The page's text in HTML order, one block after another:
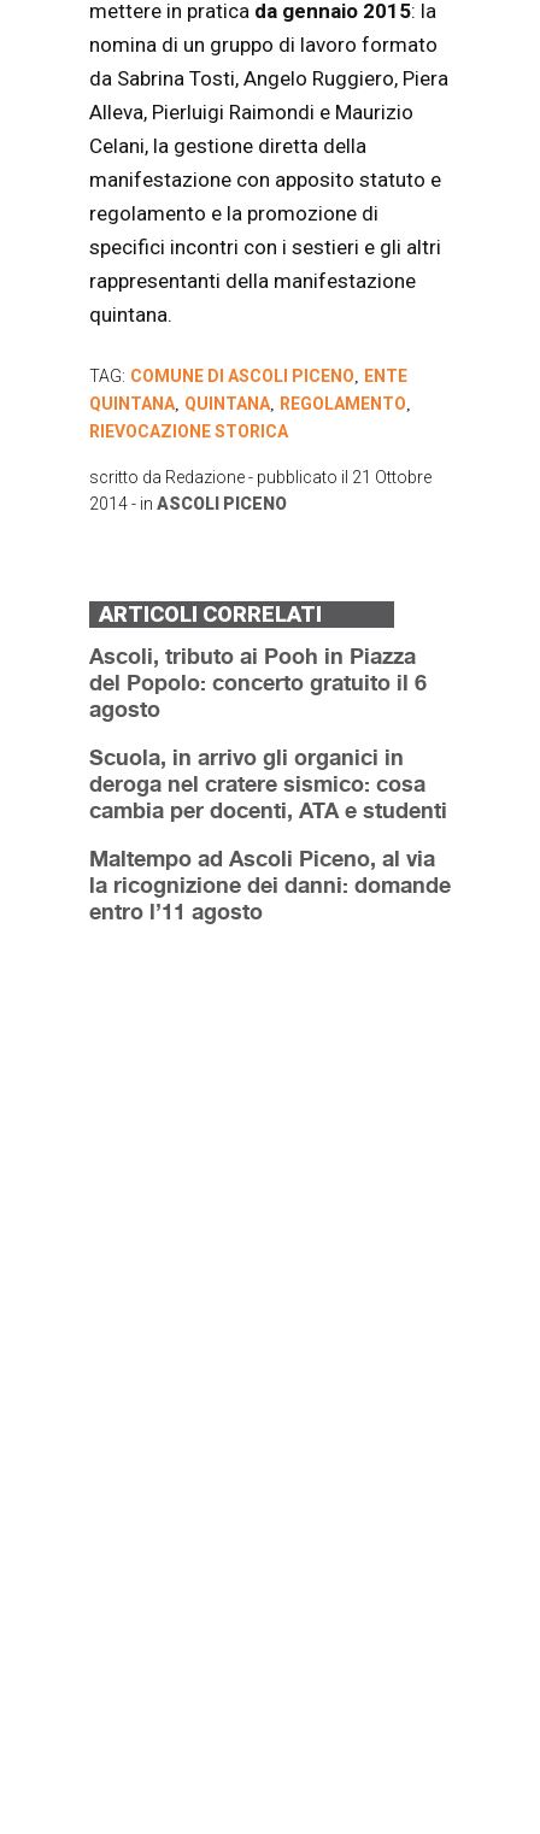
mettere in pratica da gennaio 2015: la
nomina di un gruppo di lavoro formato
da Sabrina Tosti, Angelo Ruggiero, Piera
Alleva, Pierluigi Raimondi e Maurizio
Celani, la gestione diretta della
manifestazione con apposito statuto e
regolamento e la promozione di
specifici incontri con i sestieri e gli altri
rappresentanti della manifestazione
quintana.
TAG: COMUNE DI ASCOLI PICENO
ENTE
QUINTANA QUINTANA REGOLAMENTO
RIEVOCAZIONE STORICA
scritto da Redazione- pubblicato il 21 Ottobre
2014- in ASCOLI PICENO
ARTICOLI CORRELATI
Ascoli, tributo ai Pooh in Piazza
del Popolo: concerto gratuito il 6
agosto
Scuola, in arrivo gli organici in
deroga nel cratere sismico: cosa
cambia per docenti, ATA e studenti
Maltempo ad Ascoli Piceno, al via
la ricognizione dei danni: domande
entro l’11 agosto